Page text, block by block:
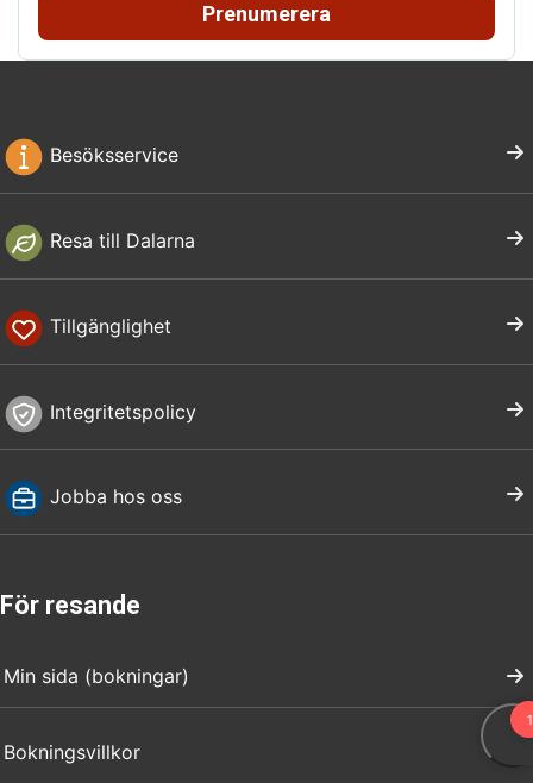
Prenumerera
Besöksservice
Resa till Dalarna
Tillgänglighet
Integritetspolicy
Jobba hos oss
För resande
Min sida (bokningar)
Bokningsvillkor